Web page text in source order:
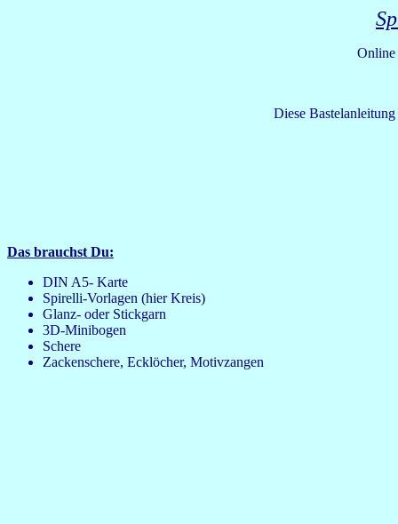
Online
Diese
Das brauchst Du:
DIN A5- Karte
Spirelli-Vorlagen (hier Kreis)
Glanz- oder Stickgarn
3D-Minibogen
Schere
Zackenschere, Ecklöcher, Motivzangen